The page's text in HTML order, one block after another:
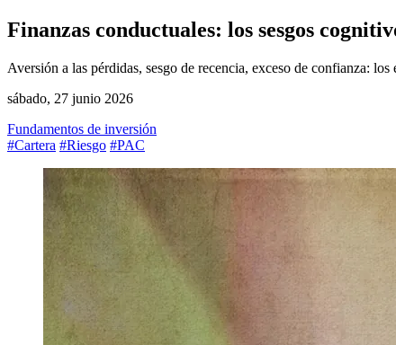
Finanzas conductuales: los sesgos
Aversión a las pérdidas, sesgo de recencia, exceso de confianza:
sábado, 27 junio 2026
Fundamentos de inversión
#Cartera #Riesgo #PAC